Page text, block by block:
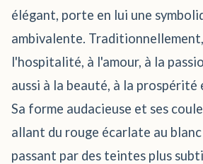
élégant, porte en lui une
ambivalente.
l'hospitalité, à l'amour, à la
aussi à la beauté, à la prospérité
Sa forme audacieuse et ses
allant du rouge écarlate au blanc
passant par des teintes plus